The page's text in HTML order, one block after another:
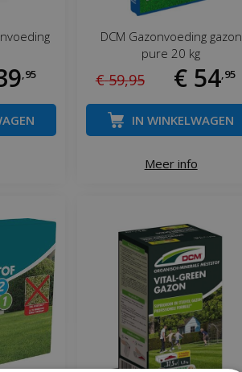
95
DCM Gazonvoeding gazon
pure 20 kg
€ 59,95 € 54 95
Meer info
IN WINKELWAGEN